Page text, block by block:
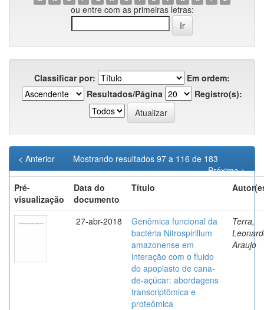
ou entre com as primeiras letras:
Classificar por:
Em ordem:
Resultados/Página
Registro(s):
Mostrando resultados 97 a 116 de 183
< Anterior
Próximo >
Pré-
visualização
Data do
documento
Título
27-abr-2018
Genômica funcional da
bactéria Nitrospirillum
amazonense em
interação com o fluido
do apoplasto de cana-
de-açúcar: abordagens
transcriptômica e
proteômica
Terra,
Araujo